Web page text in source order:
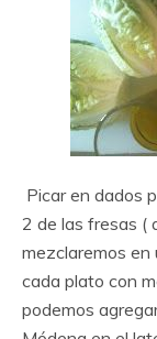
Picar en dados
2 de las fresas (
mezclaremos en
cada plato con
podemos